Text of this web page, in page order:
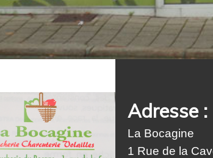
Adresse :
La Bocagine
1 Rue de la